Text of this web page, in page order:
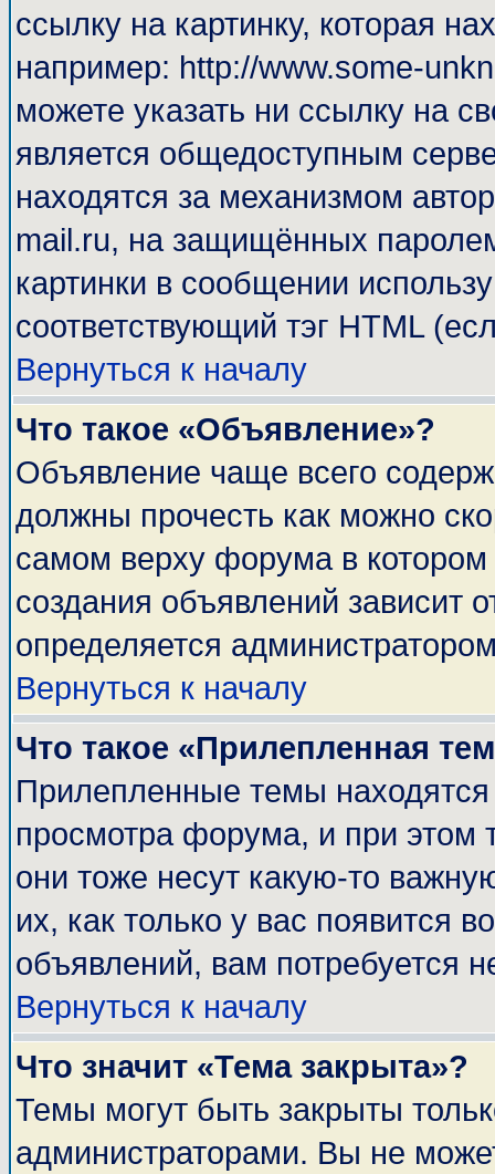
ссылку на картинку, которая
например: http://www.some-
можете указать ни ссылку на
является общедоступным
находятся за механизмом
mail.ru, на защищённых
картинки в сообщении
соответствующий тэг HTML
Вернуться к началу
Что такое «Объявление»?
Объявление чаще всего
должны прочесть как можно
самом верху форума в
создания объявлений зависит
определяется
Вернуться к началу
Что такое «Прилепленная
Прилепленные темы
просмотра форума, и при этом
они тоже несут какую-то
их, как только у вас появится
объявлений, вам потребуется
Вернуться к началу
Что значит «Тема закрыта»?
Темы могут быть закрыты
администраторами. Вы не